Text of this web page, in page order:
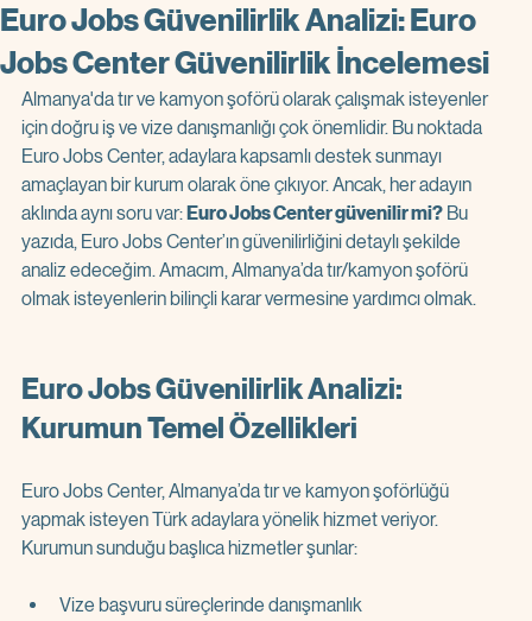
Euro Jobs Güvenilirlik Analizi: Euro
Jobs Center Güvenilirlik İncelemesi
Almanya'da tır ve kamyon şoförü olarak çalışmak isteyenler
için doğru iş ve vize danışmanlığı çok önemlidir. Bu noktada
Euro Jobs Center, adaylara kapsamlı destek sunmayı
amaçlayan bir kurum olarak öne çıkıyor. Ancak, her adayın
aklında aynı soru var: Euro Jobs Center güvenilir mi? Bu
yazıda, Euro Jobs Center’ın güvenilirliğini detaylı şekilde
analiz edeceğim. Amacım, Almanya’da tır/kamyon şoförü
olmak isteyenlerin bilinçli karar vermesine yardımcı olmak.
Euro Jobs Güvenilirlik Analizi:
Kurumun Temel Özellikleri
Euro Jobs Center, Almanya’da tır ve kamyon şoförlüğü
yapmak isteyen Türk adaylara yönelik hizmet veriyor.
Kurumun sunduğu başlıca hizmetler şunlar:
Vize başvuru süreçlerinde danışmanlık